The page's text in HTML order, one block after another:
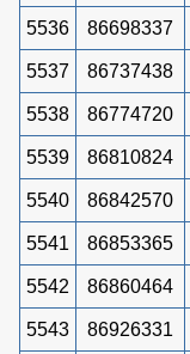
5536 86698337
5537 86737438
5538 86774720
5539 86810824
5540 86842570
5541 86853365
5542 86860464
5543 86926331